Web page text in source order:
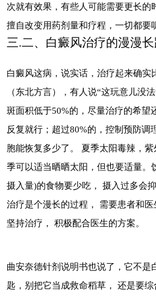
次就有效果，有些人可能需要更长的
擅自改变用药剂量和疗程，一切都要
三.二、白癜风治疗的漫漫
白癜风这病，说实话，治疗起来确实
（东北方言），有人说“这玩意儿没
斑面积低于50%的，尽量治疗的希望
反复就行；超过80%的，控制预防调
胞能恢复多少了。 夏季太阳毒辣，
季可以适当晒晒太阳，但也要适量。
摄入量)的食物要少吃， 摄入过多会
治疗是个漫长的过程， 需要患者和医
坚持治疗， 积极配合医生的方案。
曲安奈德针剂说明书也说了，它不是
匙，别把它当成救命稻草， 还是要综